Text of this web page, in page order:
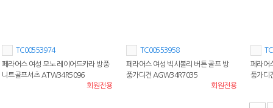
TC00553974
페라어스 여성 모노 레이어드카라 방풍
니트골프셔츠 ATW34R5096
회원전용
TC00553958
페라어스 여성 빅시볼리 버튼 골프 방
풍가디건 AGW34R7035
회원전용
페라어
풍가디